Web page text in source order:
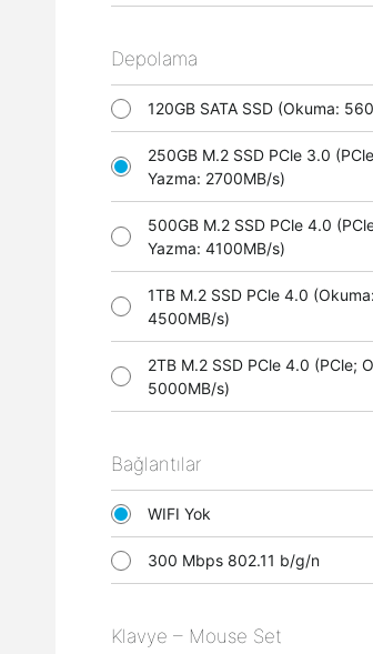
Depolama
120GB SATA SSD (Okuma:
250GB M.2 SSD PCle 3.0
Yazma: 2700MB/s)
500GB M.2 SSD PCle 4.0
Yazma: 4100MB/s)
1TB M.2 SSD PCle 4.0
4500MB/s)
2TB M.2 SSD PCle 4.0 (PCle;
5000MB/s)
Bağlantılar
WIFI Yok
300 Mbps 802.11 b/g/n
Klavye – Mouse Set